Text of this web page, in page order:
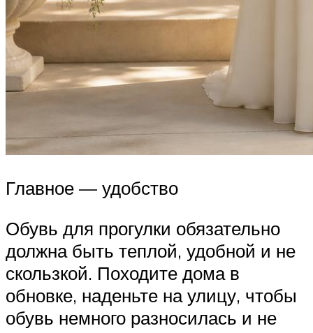
Главное — удобство
Обувь для прогулки обязательно
должна быть теплой, удобной и не
скользкой. Походите дома в
обновке, наденьте на улицу, чтобы
обувь немного разносилась и не